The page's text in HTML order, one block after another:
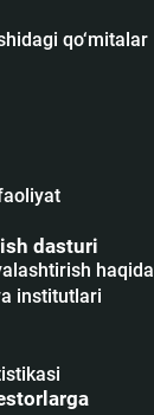
qo‘mitalar
dasturi
haqida
institutlari